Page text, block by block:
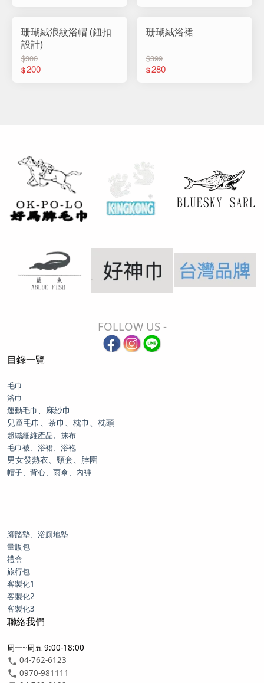
珊瑚絨浪紋浴帽 (鈕扣
設計)
$300
$200
珊瑚絨浴裙
$399
$280
FOLLOW US -
目錄一覽
毛巾
浴巾
運動毛巾、麻紗巾
兒童毛巾、茶巾、枕巾、枕頭
超纖細維產品、抹布
毛巾被、浴裙、浴袍
男女發熱衣、頸套、脖圍
帽子、背心、雨傘、內褲
腳踏墊、浴廁地墊
量販包
禮盒
旅行包
客製化1
客製化2
客製化3
聯絡我們
周一~周五 9:00-18:00
04-762-6123
0970-981111